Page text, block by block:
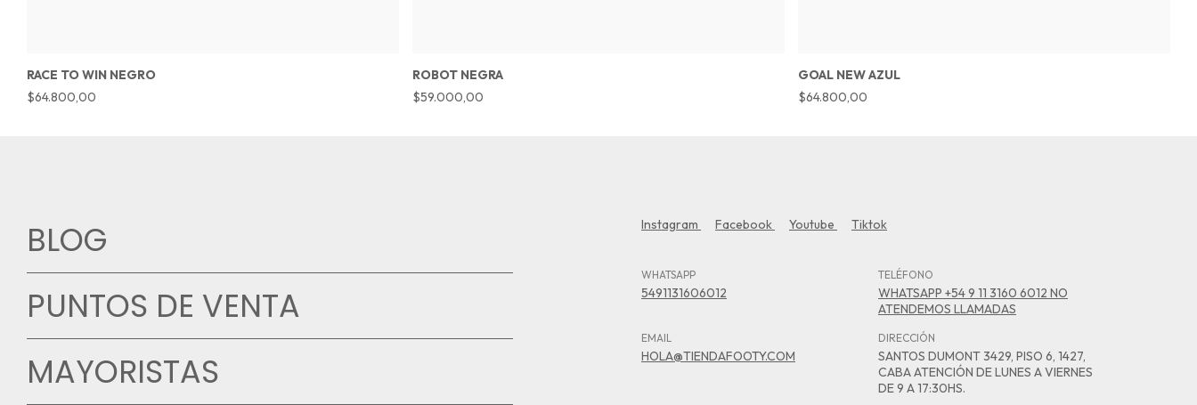
RACE TO WIN NEGRO
$64.800,00
ROBOT NEGRA
$59.000,00
GOAL NEW AZUL
$64.800,00
BLOG
PUNTOS DE VENTA
MAYORISTAS
Instagram Facebook Youtube Tiktok
WHATSAPP
5491131606012
TELÉFONO
WHATSAPP +54 9 11 3160 6012 NO
ATENDEMOS LLAMADAS
EMAIL
HOLA@TIENDAFOOTY.COM
DIRECCIÓN
SANTOS DUMONT 3429, PISO 6, 1427,
CABA ATENCIÓN DE LUNES A VIERNES
DE 9 A 17:30HS.